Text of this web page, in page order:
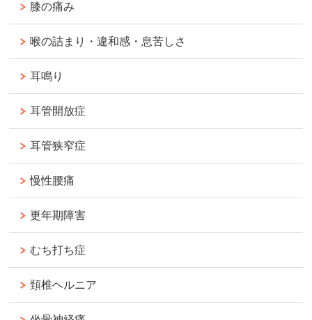
膝の痛み
喉の詰まり・違和感・息苦しさ
耳鳴り
耳管開放症
耳管狭窄症
慢性腰痛
更年期障害
むち打ち症
頚椎ヘルニア